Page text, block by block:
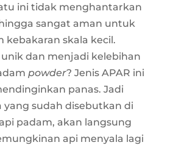
ini tidak menghantarkan
sangat aman untuk
kebakaran skala kecil.
dan menjadi kelebihan
powder? Jenis APAR ini
panas. Jadi
yang sudah disebutkan di
padam, akan langsung
api menyala lagi